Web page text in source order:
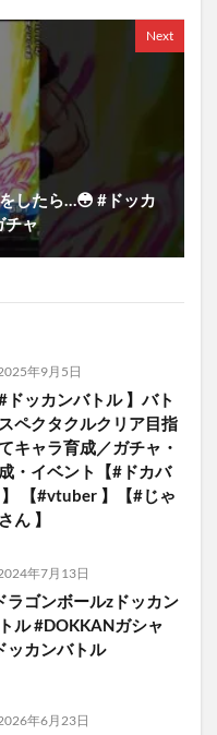
Next
したら…😳 #ドッカ
チャ
年9月5日
#ドッカンバトル 】バト
ペクタクルクリア目指
キャラ育成／ガチャ・
・イベント【#ドカバ
】 【#vtuber 】【#じゃ
ん 】
年7月13日
ラゴンボールzドッカン
ル #DOKKANガシャ
ッカンバトル
年6月23日